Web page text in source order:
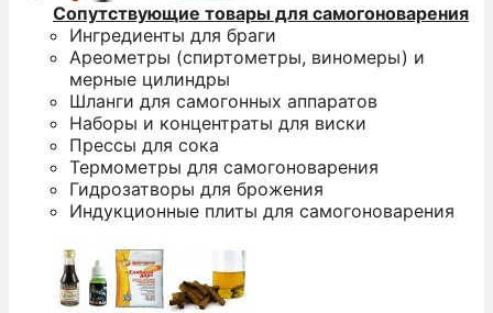
Сопутствующие товары для самогоноварения
Ингредиенты для браги
Ареометры (спиртометры, виномеры) и
мерные цилиндры
Шланги для самогонных аппаратов
Наборы и концентраты для виски
Прессы для сока
Термометры для самогоноварения
Гидрозатворы для брожения
Индукционные плиты для самогоноварения